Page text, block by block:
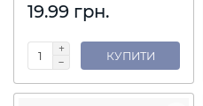
19.99 грн.
КУПИТИ